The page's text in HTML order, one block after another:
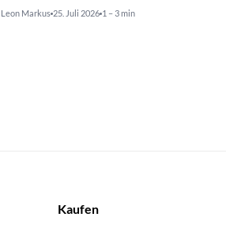
Leon Markus 25. Juli 2026 1 – 3 min
Kaufen